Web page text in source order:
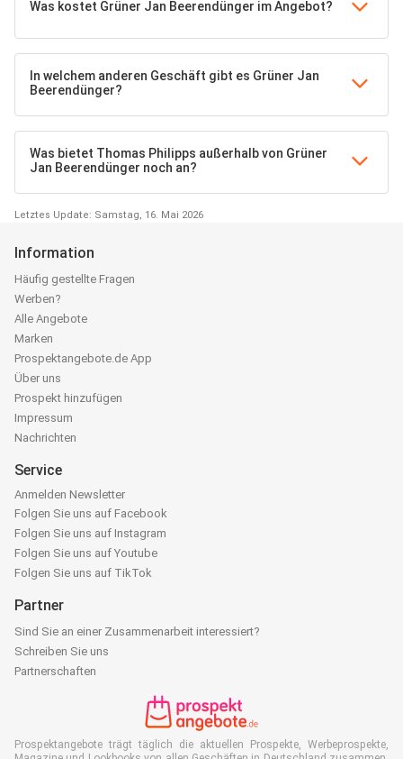
Was kostet Grüner Jan Beerendünger im Angebot?
In welchem anderen Geschäft gibt es Grüner Jan
Beerendünger?
Was bietet Thomas Philipps außerhalb von Grüner
Jan Beerendünger noch an?
Letztes Update: Samstag, 16. Mai 2026
Information
Häufig gestellte Fragen
Werben?
Alle Angebote
Marken
Prospektangebote.de App
Über uns
Prospekt hinzufügen
Impressum
Nachrichten
Service
Anmelden Newsletter
Folgen Sie uns auf Facebook
Folgen Sie uns auf Instagram
Folgen Sie uns auf Youtube
Folgen Sie uns auf TikTok
Partner
Sind Sie an einer Zusammenarbeit interessiert?
Schreiben Sie uns
Partnerschaften
Prospektangebote trägt täglich die aktuellen Prospekte, Werbeprospekte,